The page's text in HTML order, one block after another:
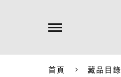
首頁 藏品目錄